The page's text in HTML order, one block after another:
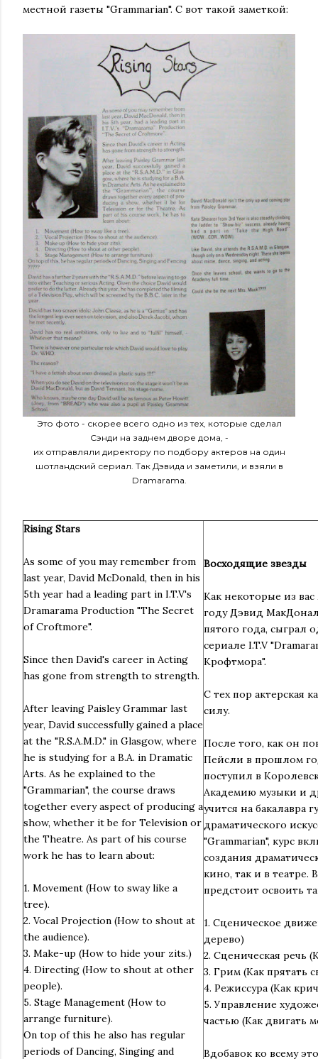
местной газеты "Grammarian". С вот такой заметкой:
Это фото - скорее всего одно из тех, которые сделал
Сэнди на заднем дворе дома, -
их отправляли директору по подбору актеров на один
шотландский сериал. Так Дэвида и заметили, и взяли в
Dramarama.
Rising Stars
As some of you may remember from
last year, David McDonald, then in his
5th year had a leading part in I.T.V's
Dramarama Production "The Secret
of Croftmore".
Since then David's career in Acting
has gone from strength to strength.
After leaving Paisley Grammar last
year, David successfully gained a place
at the "R.S.A.M.D." in Glasgow, where
he is studying for a B.A. in Dramatic
Arts. As he explained to the
"Grammarian", the course draws
together every aspect of producing a
show, whether it be for Television or
the Theatre. As part of his course
work he has to learn about:
1. Movement (How to sway like a
tree).
2. Vocal Projection (How to shout at
the audience).
3. Make-up (How to hide your zits.)
4. Directing (How to shout at other
people).
5. Stage Management (How to
arrange furniture).
On top of this he also has regular
periods of Dancing, Singing and
Восходящие звезды
Как некоторые из
году Дэвид
пятого года, сыграл
сериале I.T.V
Крофтмора".
С тех пор актерская
силу.
После того, как он
Пейсли в прошлом
поступил в
Академию музыки и
учится на бакалавра
драматического
"Grammarian", курс
создания
кино, так и в театре.
предстоит освоить
1. Сценическое
дерево)
2. Сценическая речь
3. Грим (Как прятать
4. Режиссура (Как
5. Управление
частью (Как двигать
Вдобавок ко всему